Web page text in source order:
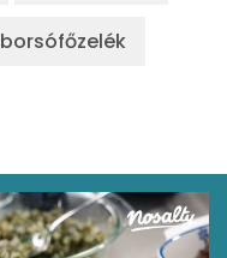
borsófőzelék